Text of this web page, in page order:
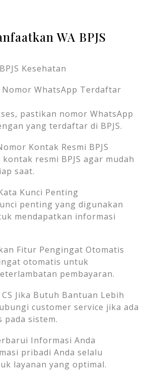
WA BPJS
Kesehatan
Nomor WhatsApp Terdaftar
pastikan nomor WhatsApp
yang terdaftar di BPJS.
Kontak Resmi BPJS
resmi BPJS agar mudah
saat.
Kunci Penting
penting yang digunakan
mendapatkan informasi
Fitur Pengingat Otomatis
otomatis untuk
pembayaran.
Jika Butuh Bantuan Lebih
customer service jika ada
pada sistem.
Informasi Anda
pribadi Anda selalu
layanan yang optimal.